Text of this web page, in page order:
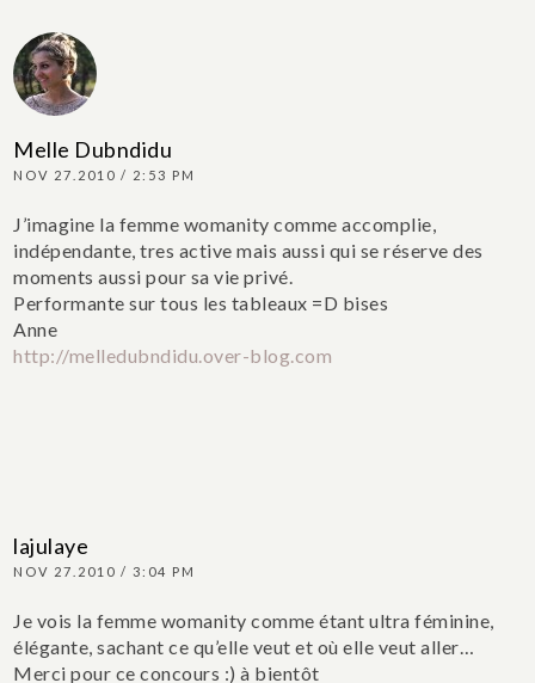
Melle Dubndidu
NOV 27.2010 / 2:53 PM
J’imagine la femme womanity comme accomplie,
indépendante, tres active mais aussi qui se réserve des
moments aussi pour sa vie privé.
Performante sur tous les tableaux =D bises
Anne
http://melledubndidu.over-blog.com
lajulaye
NOV 27.2010 / 3:04 PM
Je vois la femme womanity comme étant ultra féminine,
élégante, sachant ce qu’elle veut et où elle veut aller…
Merci pour ce concours :) à bientôt